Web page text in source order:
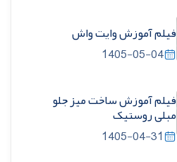
فیلم آموزش وایت واش
1405-05-04
فیلم آموزش ساخت میز جلو
مبلی روستیک
1405-04-31